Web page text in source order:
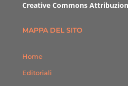
Creative Commons
MAPPA DEL SITO
Home
Editoriali